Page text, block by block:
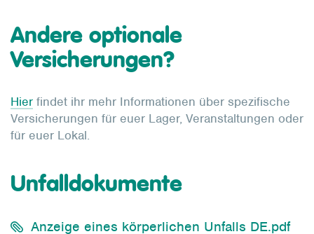
Andere optionale
Versicherungen?
Hier findet ihr mehr Informationen über spezifische
Versicherungen für euer Lager, Veranstaltungen oder
für euer Lokal.
Unfalldokumente
Anzeige eines körperlichen Unfalls DE.pdf